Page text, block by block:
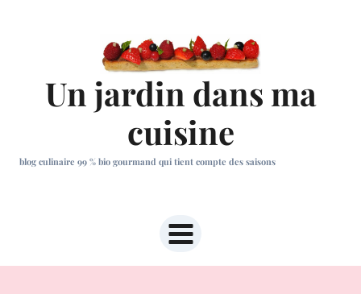
Un jardin dans ma
cuisine
blog culinaire 99 % bio gourmand qui tient compte des saisons